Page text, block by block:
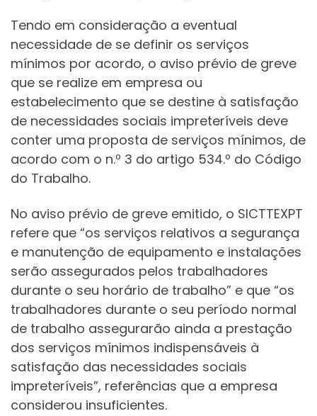
Tendo em consideração a eventual
necessidade de se definir os serviços
mínimos por acordo, o aviso prévio de greve
que se realize em empresa ou
estabelecimento que se destine à satisfação
de necessidades sociais impreteríveis deve
conter uma proposta de serviços mínimos, de
acordo com o n.º 3 do artigo 534.º do Código
do Trabalho.
No aviso prévio de greve emitido, o SICTTEXPT
refere que “os serviços relativos a segurança
e manutenção de equipamento e instalações
serão assegurados pelos trabalhadores
durante o seu horário de trabalho” e que “os
trabalhadores durante o seu período normal
de trabalho assegurarão ainda a prestação
dos serviços mínimos indispensáveis à
satisfação das necessidades sociais
impreteríveis”, referências que a empresa
considerou insuficientes.